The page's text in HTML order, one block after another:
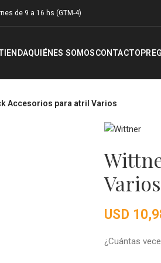
de 9 a 16 hs (GTM-4)
QUIÉNES SOMOSCONTACTO
Accesorios para atril Varios
Varios
USD
¿Cuántas